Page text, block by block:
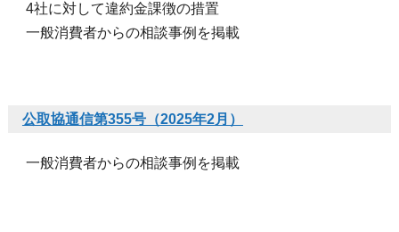
4社に対して違約金課徴の措置
一般消費者からの相談事例を掲載
公取協通信第355号（2025年2月）
一般消費者からの相談事例を掲載